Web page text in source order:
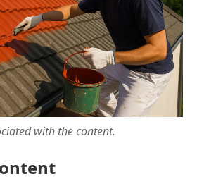
with the content.